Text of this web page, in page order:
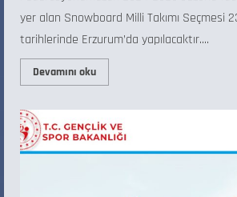
yer alan Snowboard Milli Takımı Seçmesi
tarihlerinde Erzurum’da yapılacaktır....
Devamını oku